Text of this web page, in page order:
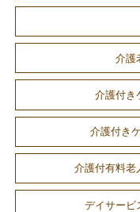
介護
介護付
介護付き
介護付有料
デイサー